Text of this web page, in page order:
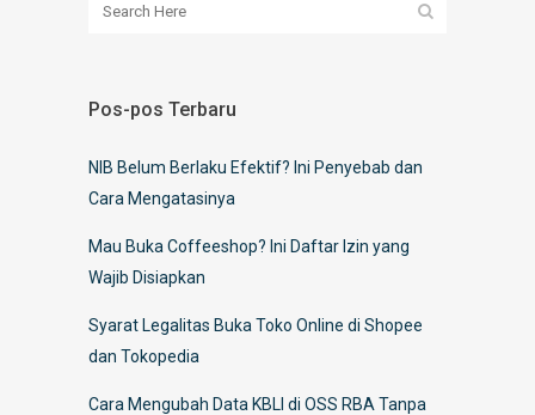
Pos-pos Terbaru
NIB Belum Berlaku Efektif? Ini Penyebab dan
Cara Mengatasinya
Mau Buka Coffeeshop? Ini Daftar Izin yang
Wajib Disiapkan
Syarat Legalitas Buka Toko Online di Shopee
dan Tokopedia
Cara Mengubah Data KBLI di OSS RBA Tanpa